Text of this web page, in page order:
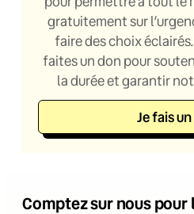
gratuitement sur
faire des choix
faites un don pour
la durée et garantir
Je fais
Comptez sur nous